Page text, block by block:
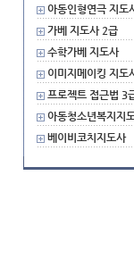
아동인형연극 지도
가베 지도사 2급
수학가베 지도사
이미지메이킹 지도
프로젝트 접근법 3
아동청소년복지지
베이비코치지도사